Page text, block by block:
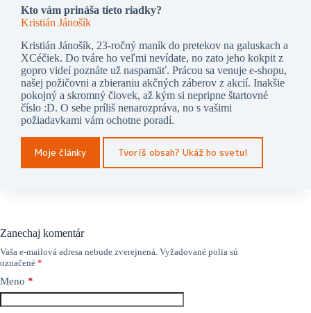
Kto vám prináša tieto riadky?
Kristián Jánošík
Kristián Jánošík, 23-ročný maník do pretekov na galuskach a
XCéčiek. Do tváre ho veľmi nevídate, no zato jeho kokpit z
gopro videí poznáte už naspamäť. Prácou sa venuje e-shopu,
našej požičovni a zbieraniu akčných záberov z akcií. Inakšie
pokojný a skromný človek, až kým si nepripne štartovné
číslo :D. O sebe príliš nenarozpráva, no s vašimi
požiadavkami vám ochotne poradí.
Moje články Tvoríš obsah? Ukáž ho svetu!
Zanechaj komentár
Vaša e-mailová adresa nebude zverejnená. Vyžadované polia sú
označené *
Meno *